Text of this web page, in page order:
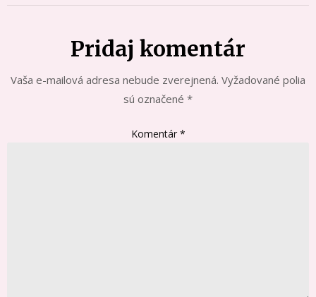
Pridaj komentár
Vaša e-mailová adresa nebude zverejnená. Vyžadované polia
sú označené *
Komentár*